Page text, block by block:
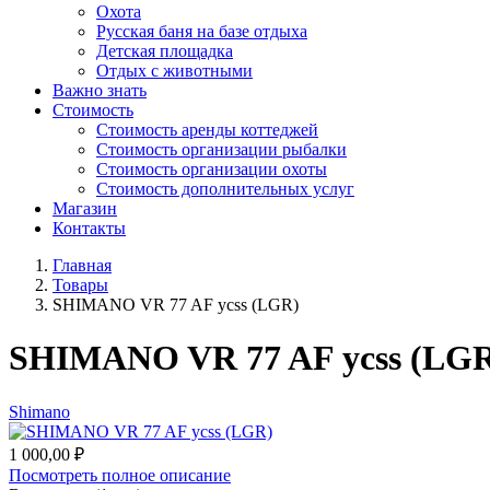
Охота
Русская баня на базе отдыха
Детская площадка
Отдых с животными
Важно знать
Стоимость
Стоимость аренды коттеджей
Стоимость организации рыбалки
Стоимость организации охоты
Стоимость дополнительных услуг
Магазин
Контакты
Главная
Товары
SHIMANO VR 77 AF ycss (LGR)
SHIMANO VR 77 AF ycss
Shimano
1 000,00 ₽
Посмотреть полное описание